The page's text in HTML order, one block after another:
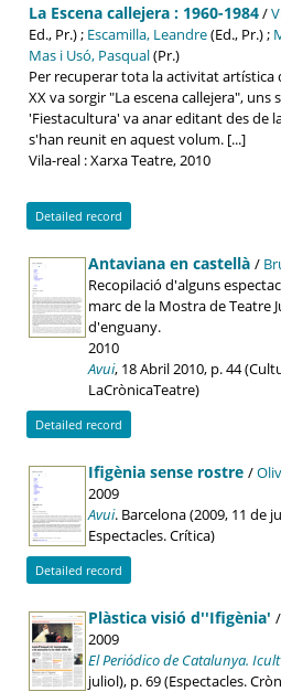
La Escena callejera : 1960-1984/
Ed., Pr.) ; Escamilla, Leandre(Ed., Pr.) ;
Mas i Usó, Pasqual(Pr.)
Per recuperar tota la activitat artística
XX va sorgir "La escena callejera",
'Fiestacultura' va anar editant des de
s'han reunit en aquest volum. [...]
Vila-real : Xarxa Teatre, 2010
Detailed record
Antaviana en castellà /
Recopilació d'alguns
marc de la Mostra de Teatre
d'enguany.
2010
Avui, 18 Abril 2010, p. 44
LaCrònicaTeatre)
Detailed record
Ifigènia sense rostre /
2009
Avui. Barcelona (2009, 11 de
Espectacles. Crítica)
Detailed record
Plàstica visió d''Ifigènia' /
2009
El Periódico de Catalunya. Icult
juliol), p. 69 (Espectacles.